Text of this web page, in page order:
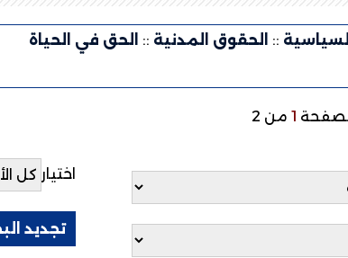
:: الحقوق المدنية ::
الحق في الحياة
1 من 2
اختيار